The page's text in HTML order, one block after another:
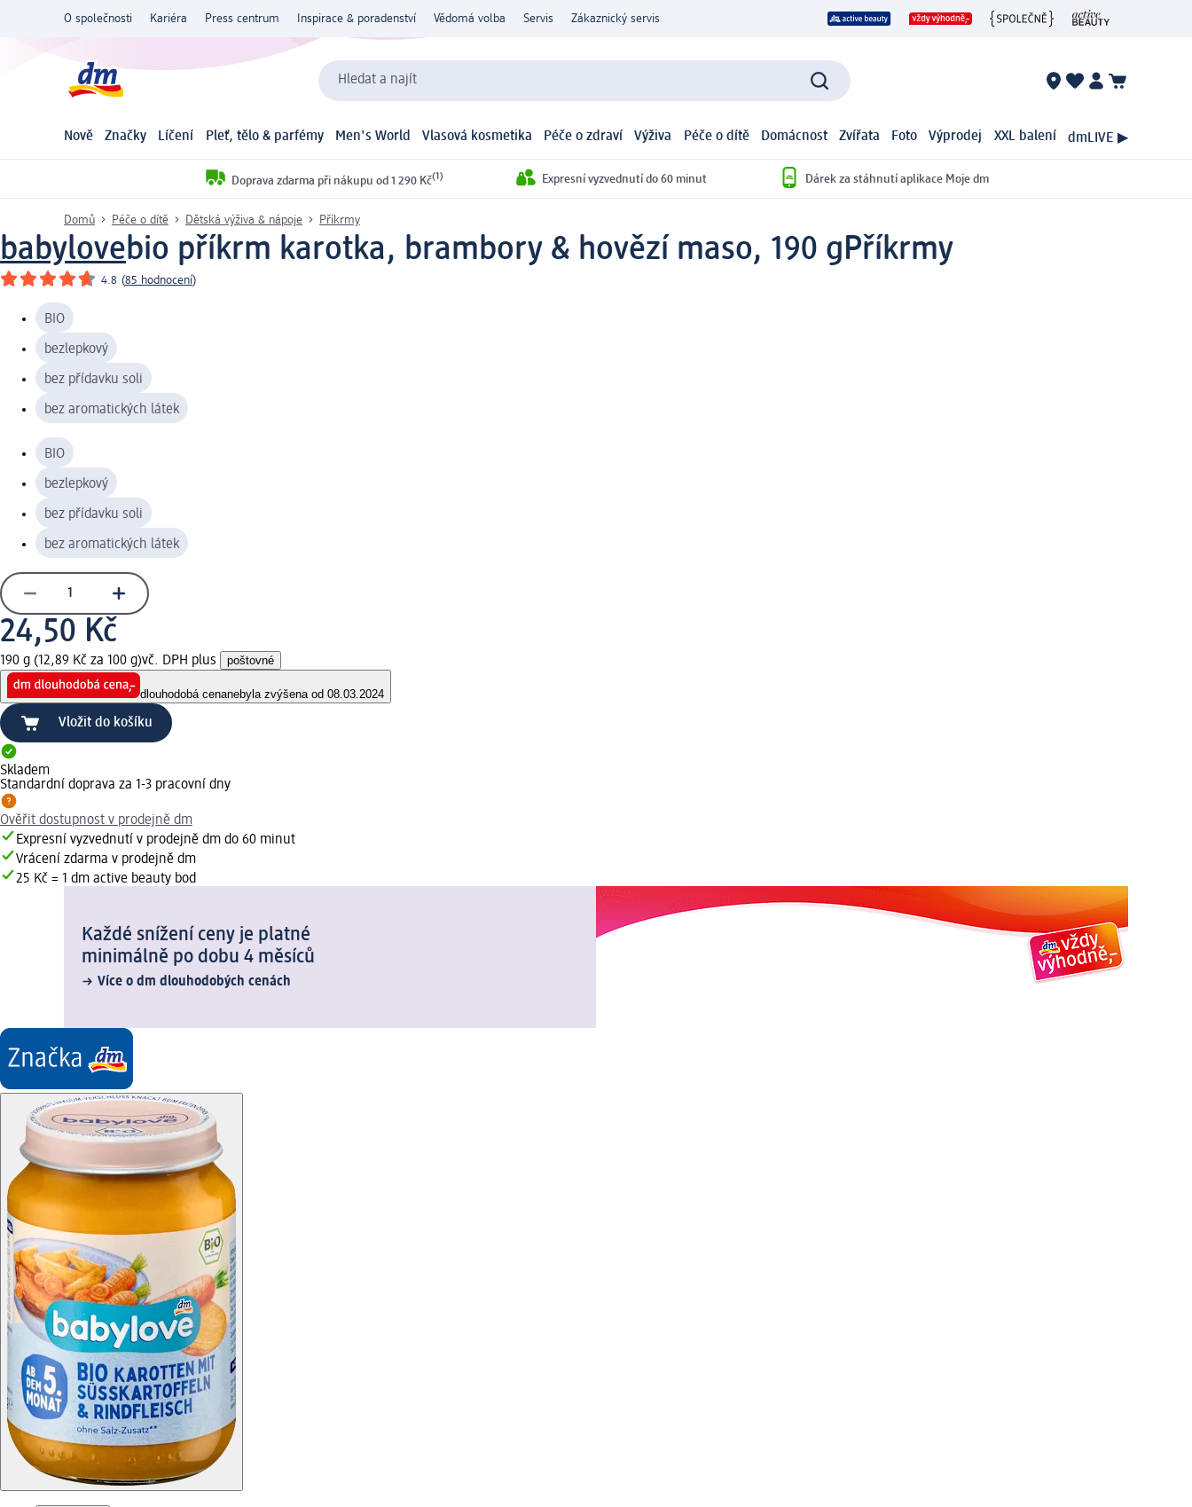
O společnosti Kariéra Press centrum Inspirace & poradenství Vědomá volba Servis Zákaznický servis
Hledat a najít
Nově Značky Líčení Pleť, tělo & parfémy Men's World Vlasová kosmetika Péče o zdraví Výživa Péče o dítě Domácnost Zvířata Foto Výprodej XXL balení dmLIVE ▶
Doprava zdarma při nákupu od 1 290 Kč(1) Expresní vyzvednutí do 60 minut Dárek za stáhnutí aplikace Moje dm
Domů Péče o dítě Dětská výživa & nápoje Příkrmy
babylovebio příkrm karotka, brambory & hovězí maso, 190 gPříkrmy
4.8 (85 hodnocení)
BIO
bezlepkový
bez přídavku soli
bez aromatických látek
BIO
bezlepkový
bez přídavku soli
bez aromatických látek
24,50 Kč
190 g (12,89 Kč za 100 g)vč. DPH plus poštovné
dlouhodobá cenanebyla zvýšena od 08.03.2024
Vložit do košíku
Skladem
Standardní doprava za 1-3 pracovní dny
Ověřit dostupnost v prodejně dm
Expresní vyzvednutí v prodejně dm do 60 minut
Vrácení zdarma v prodejně dm
25 Kč = 1 dm active beauty bod
Každé snížení ceny je platné
minimálně po dobu 4 měsíců
Více o dm dlouhodobých cenách